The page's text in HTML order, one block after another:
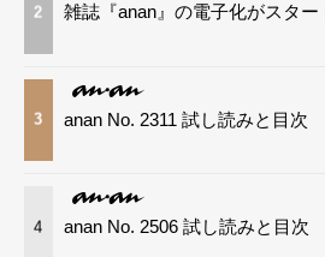
2 雑誌『anan』の電子化がスター
3 anan No. 2311 試し読みと目次
4 anan No. 2506 試し読みと目次